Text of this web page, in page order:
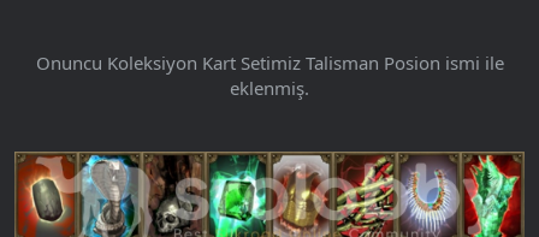
Onuncu Koleksiyon Kart Setimiz Talisman Posion ismi ile
eklenmiş.